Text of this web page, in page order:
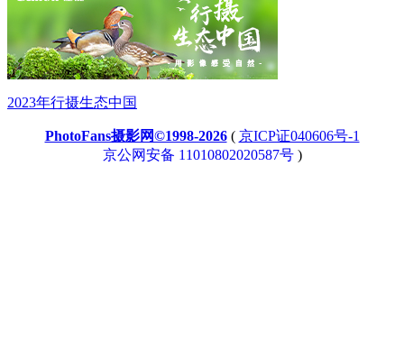
2023年行摄生态中国
PhotoFans摄影网©1998-2026( 京ICP证040606号-1
京公网安备 11010802020587号)